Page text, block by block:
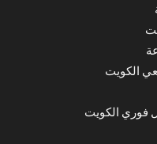
الكويت
فوري الكويت